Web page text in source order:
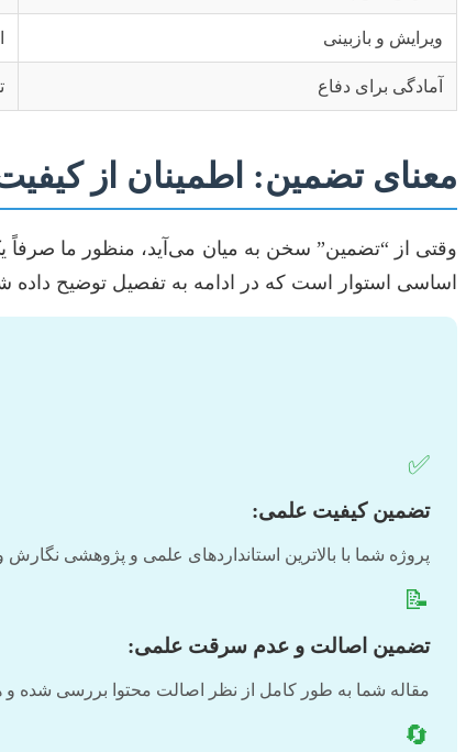
ویرایش و بازبینی
آمادگی برای دفاع
معنای تضمین: اطمینان از
وقتی از “تضمین” سخن به میان می‌آید، منظور ما
اساسی استوار است که در ادامه به تفصیل توضیح داده
✅
تضمین کیفیت علمی:
پروژه شما با بالاترین استانداردهای علمی و پژوهشی
📝
تضمین اصالت و عدم سرقت علمی:
مقاله شما به طور کامل از نظر اصالت محتوا بررسی شده
🔄